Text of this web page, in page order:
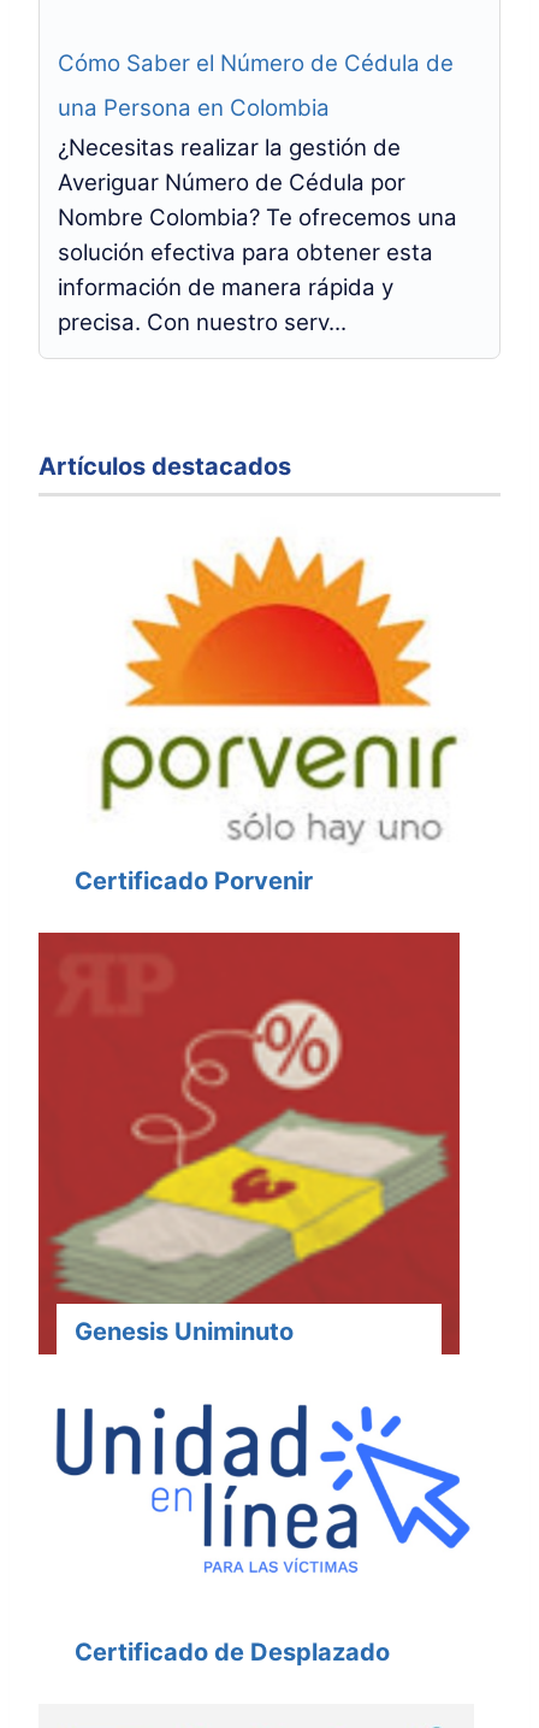
Cómo Saber el Número de Cédula de
una Persona en Colombia
¿Necesitas realizar la gestión de
Averiguar Número de Cédula por
Nombre Colombia? Te ofrecemos una
solución efectiva para obtener esta
información de manera rápida y
precisa. Con nuestro serv...
Artículos destacados
Certificado Porvenir
Genesis Uniminuto
Certificado de Desplazado